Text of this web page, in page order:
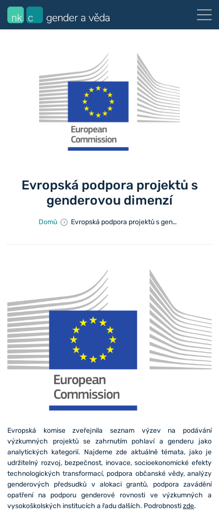
Evropská podpora projektů s
genderovou dimenzí
Domů Evropská podpora projektů s genderovou dimenzí
Evropská komise zveřejnila seznam výzev na podávání
výzkumných projektů se zahrnutím pohlaví a genderu jako
analytických kategorií. Najdeme zde aktuálně témata, jako je
udržitelný rozvoj, bezpečnost, inovace, socioekonomické efekty
technologických transformací, podpora občanské vědy, analýzy
genderových předsudků v alokaci grantů, podpora zavádění
opatření na podporu genderové rovnosti ve výzkumných a
vysokoškolských institucích a řadu dalších. Podrobnostizde.